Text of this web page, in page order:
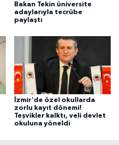
Bakan Tekin üniversite
adaylarıyla tecrübe
paylaştı
İzmir'de özel okullarda
zorlu kayıt dönemi!
Teşvikler kalktı, veli devlet
okuluna yöneldi